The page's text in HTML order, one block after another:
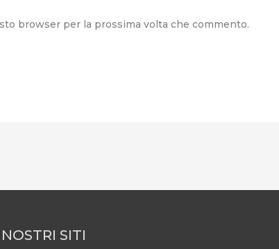
browser per la prossima volta che commento.
NOSTRI SITI